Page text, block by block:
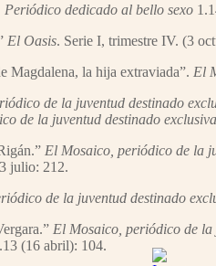
Periódico dedicado al bello sexo
El Oasis. Serie I, trimestre IV. (3
Magdalena, la hija extraviada”. El
de la juventud destinado
de la juventud destinado
El Mosaico, periódico de la
julio: 212.
de la juventud destinado
El Mosaico, periódico de la
(16 abril): 104.